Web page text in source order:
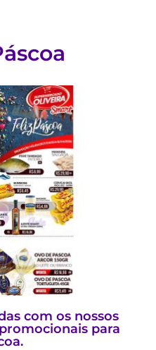
com os nossos
para